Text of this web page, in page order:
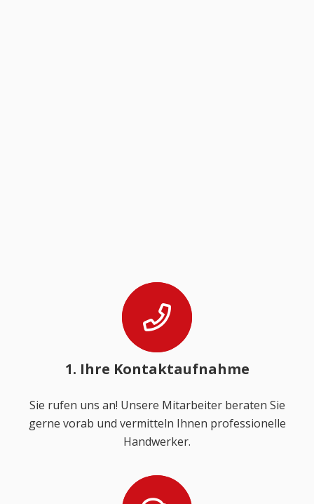
1. Ihre Kontaktaufnahme
Sie rufen uns an! Unsere Mitarbeiter beraten Sie
gerne vorab und vermitteln Ihnen professionelle
Handwerker.